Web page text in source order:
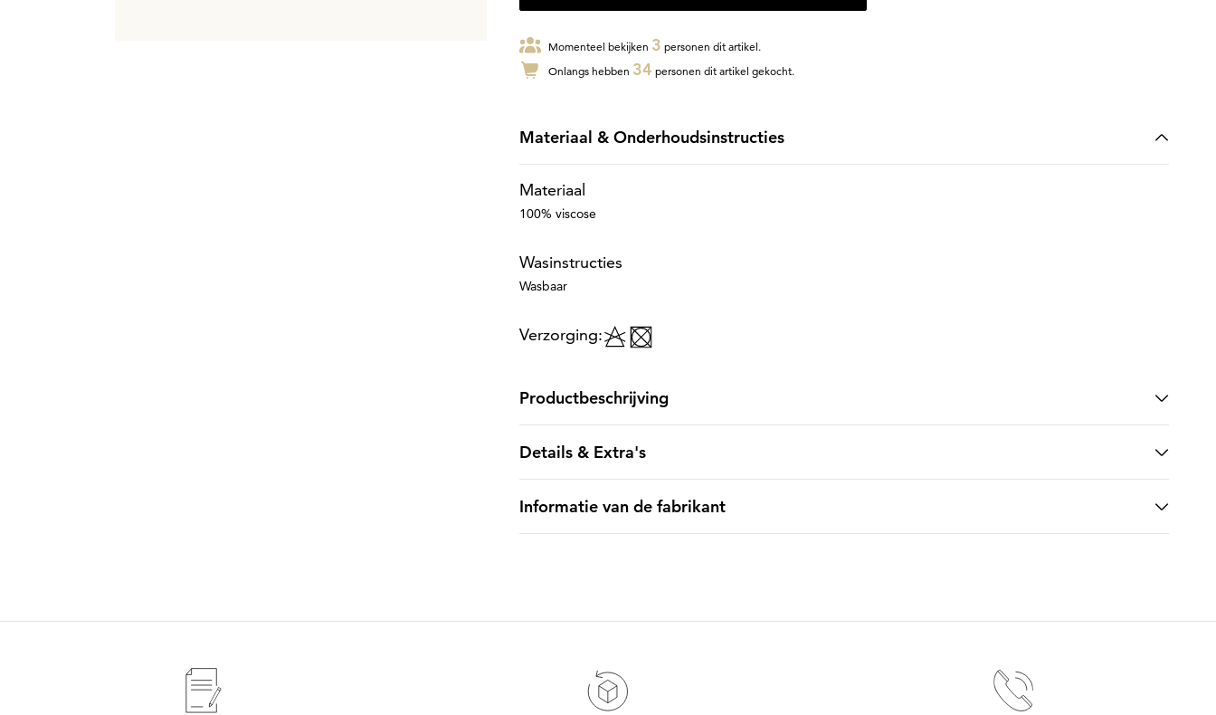
Momenteel bekijken 3 personen dit artikel.
Onlangs hebben 34 personen dit artikel gekocht.
Materiaal & Onderhoudsinstructies
Materiaal
100% viscose
Wasinstructies
Wasbaar
Verzorging:
Productbeschrijving
Details & Extra's
Informatie van de fabrikant